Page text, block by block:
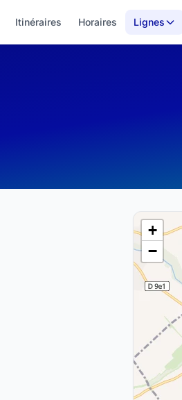
Itinéraires Horaires Lignes
+
−